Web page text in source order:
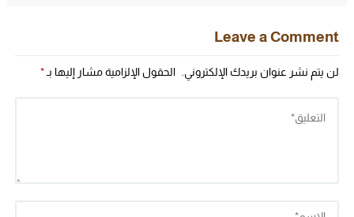
Leave a Comment
لن يتم نشر عنوان بريدك الإلكتروني. الحقول الإلزامية مشار إليها بـ *